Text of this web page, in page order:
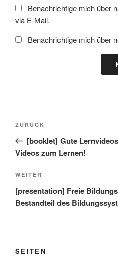
Benachrichtige mich über
via E-Mail.
Benachrichtige mich über
Beitragsnavigation
Vorheriger
Beitrag
ZURÜCK
[booklet] Gute
Videos zum Lernen!
Nächster
Beitrag
WEITER
[presentation] Freie
Bestandteil des
SEITEN